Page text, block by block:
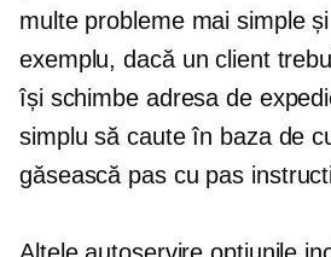
multe probleme mai simple
exemplu, dacă un client
își schimbe adresa de
simplu să caute în baza de
găsească pas cu pas